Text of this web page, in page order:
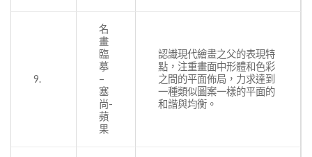
9.
名
畫
臨
摹
–
塞
尚-
蘋
果
認識現代繪畫之父的表現特
點，注重畫面中形體和色彩
之間的平面佈局，力求達到
一種類似圖案一樣的平面的
和諧與均衡。